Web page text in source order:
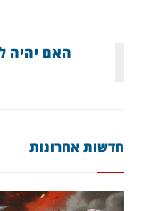
האם יהיה
חדשות אחרונות